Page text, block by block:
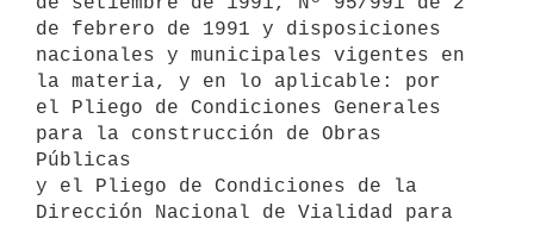
de febrero de 1991 y disposiciones
nacionales y municipales vigentes en
la materia, y en lo aplicable: por
el Pliego de Condiciones Generales
para la construcción de Obras
Públicas
y el Pliego de Condiciones de la
Dirección Nacional de Vialidad para